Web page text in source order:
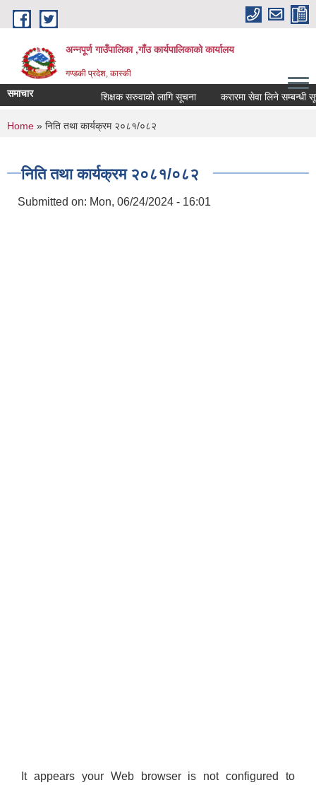
Skip to main content
अन्नपूर्ण गाउँपालिका ,गाँउ कार्यपालिकाको कार्यालय
गण्डकी प्रदेश, कास्की
समाचार शिक्षक सरुवाको लागि सूचना करारमा सेवा लिने सम्बन्धी
You are here
Home » निति तथा कार्यक्रम २०८१/०८२
निति तथा कार्यक्रम २०८१/०८२
Submitted on: Mon, 06/24/2024 - 16:01
It appears your Web browser is not configured to